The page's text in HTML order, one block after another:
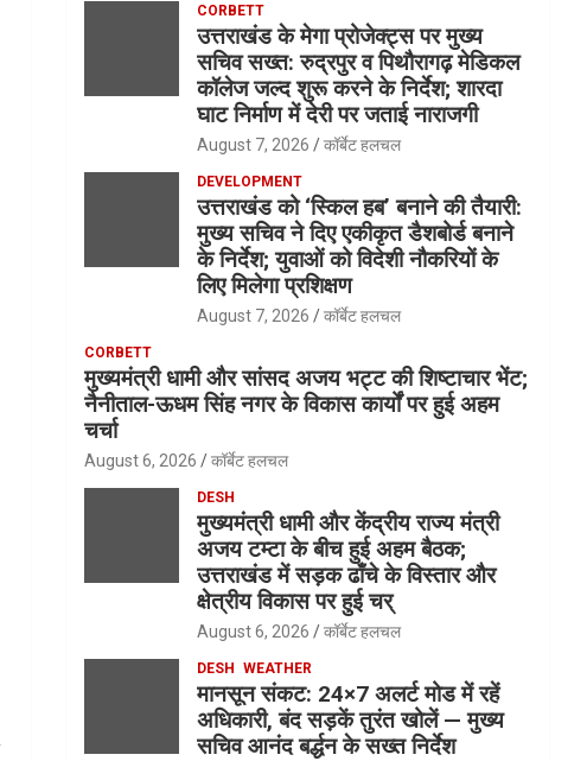
CORBETT
उत्तराखंड के मेगा प्रोजेक्ट्स पर मुख्य
सचिव सख्त: रुद्रपुर व पिथौरागढ़ मेडिकल
कॉलेज जल्द शुरू करने के निर्देश; शारदा
घाट निर्माण में देरी पर जताई नाराजगी
August 7, 2026 कॉर्बेट हलचल
DEVELOPMENT
उत्तराखंड को ‘स्किल हब’ बनाने की तैयारी:
मुख्य सचिव ने दिए एकीकृत डैशबोर्ड बनाने
के निर्देश; युवाओं को विदेशी नौकरियों के
लिए मिलेगा प्रशिक्षण
August 7, 2026 कॉर्बेट हलचल
CORBETT
मुख्यमंत्री धामी और सांसद अजय भट्ट की शिष्टाचार भेंट;
नैनीताल-ऊधम सिंह नगर के विकास कार्यों पर हुई अहम
चर्चा
August 6, 2026 कॉर्बेट हलचल
DESH
मुख्यमंत्री धामी और केंद्रीय राज्य मंत्री
अजय टम्टा के बीच हुई अहम बैठक;
उत्तराखंड में सड़क ढाँचे के विस्तार और
क्षेत्रीय विकास पर हुई चर्
August 6, 2026 कॉर्बेट हलचल
DESH WEATHER
मानसून संकट: 24×7 अलर्ट मोड में रहें
अधिकारी, बंद सड़कें तुरंत खोलें — मुख्य
सचिव आनंद बर्द्धन के सख्त निर्देश